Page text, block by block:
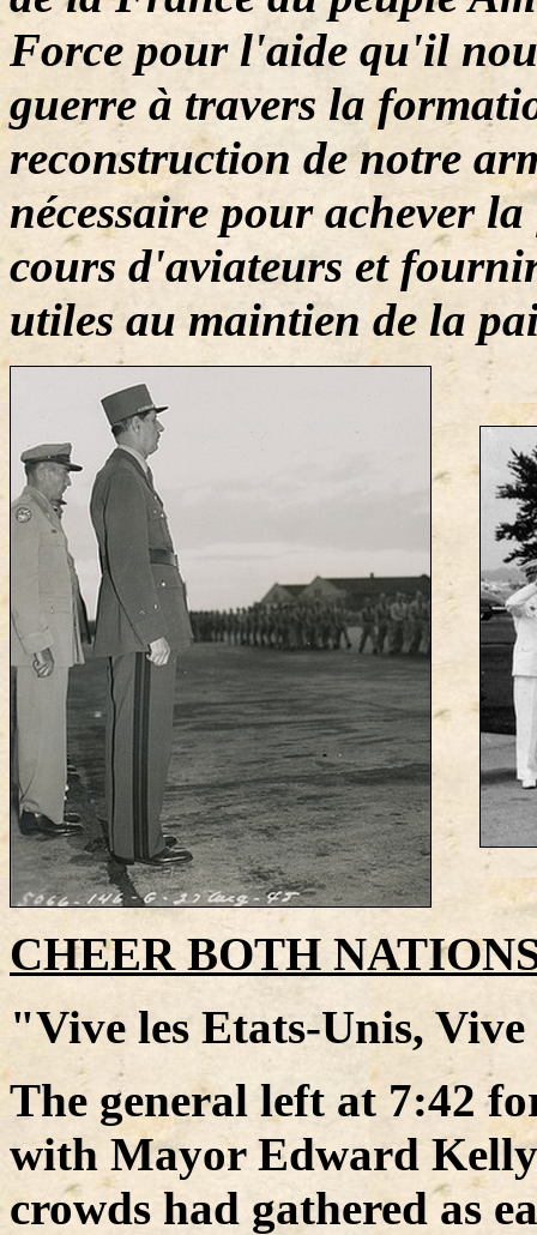
Force pour l'aide qu'il
guerre à travers la
reconstruction de notre
nécessaire pour achever
cours d'aviateurs et
utiles au maintien de la
CHEER BOTH
"Vive les Etats-Unis,
The general left at 7:42
with Mayor Edward
crowds had gathered as